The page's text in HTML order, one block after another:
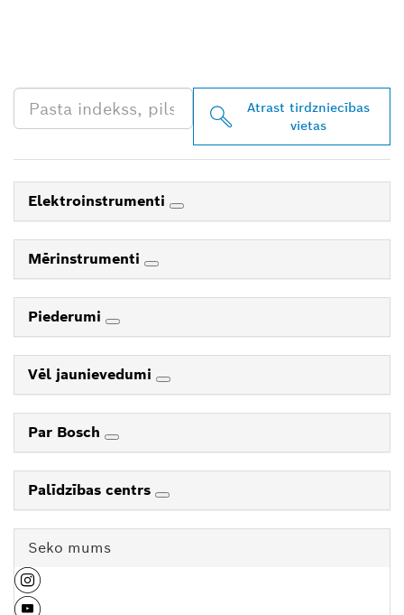
Atrast tirdzniecības
vietas
Elektroinstrumenti
Mērinstrumenti
Piederumi
Vēl jaunievedumi
Par Bosch
Palīdzības centrs
Seko mums